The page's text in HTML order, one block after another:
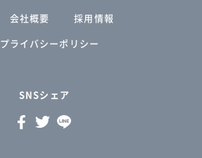
会社概要
採用情報
プライバシーポリシー
SNSシェア